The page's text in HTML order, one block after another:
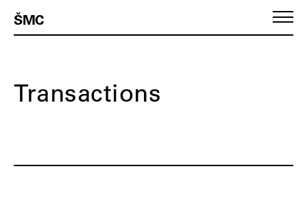
ŠMC
Transactions